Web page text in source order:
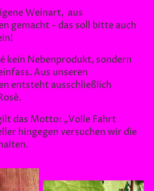
Weinart, aus
gemacht - das soll bitte auch
kein Nebenprodukt, sondern
Aus unseren
entsteht ausschließlich
das Motto: „Volle Fahrt
hingegen versuchen wir die